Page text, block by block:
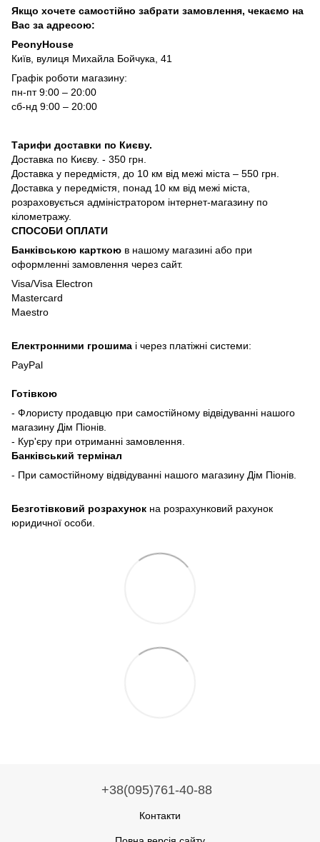
Якщо хочете самостійно забрати замовлення, чекаємо на
Вас за адресою:
PeonyHouse
Київ, вулиця Михайла Бойчука, 41
Графік роботи магазину:
пн-пт 9:00 – 20:00
сб-нд 9:00 – 20:00
Тарифи доставки по Києву.
Доставка по Києву. - 350 грн.
Доставка у передмістя, до 10 км від межі міста – 550 грн.
Доставка у передмістя, понад 10 км від межі міста,
розраховується адміністратором інтернет-магазину по
кілометражу.
СПОСОБИ ОПЛАТИ
Банківською карткою в нашому магазині або при
оформленні замовлення через сайт.
Visa/Visa Electron
Mastercard
Maestro
Електронними грошима і через платіжні системи:
PayPal
Готівкою
- Флористу продавцю при самостійному відвідуванні нашого
магазину Дім Піонів.
- Кур'єру при отриманні замовлення.
Банківський термінал
- При самостійному відвідуванні нашого магазину Дім Піонів.
Безготівковий розрахунок на розрахунковий рахунок
юридичної особи.
+38(095)761-40-88
Контакти